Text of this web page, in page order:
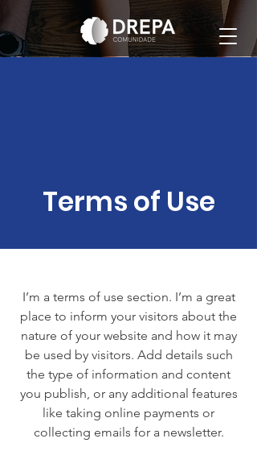
Terms of Use
I’m a terms of use section. I’m a great
place to inform your visitors about the
nature of your website and how it may
be used by visitors. Add details such
the type of information and content
you publish, or any additional features
like taking online payments or
collecting emails for a newsletter.